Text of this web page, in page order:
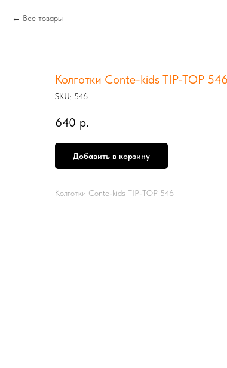
Все товары
Колготки Conte-kids TIP-TOP
SKU: 546
640 р.
Добавить в корзину
Колготки Conte-kids TIP-TOP 546